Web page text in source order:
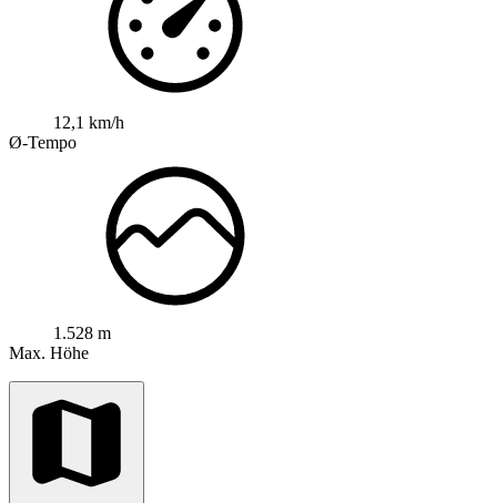
12,1 km/h
Ø-Tempo
1.528 m
Max. Höhe